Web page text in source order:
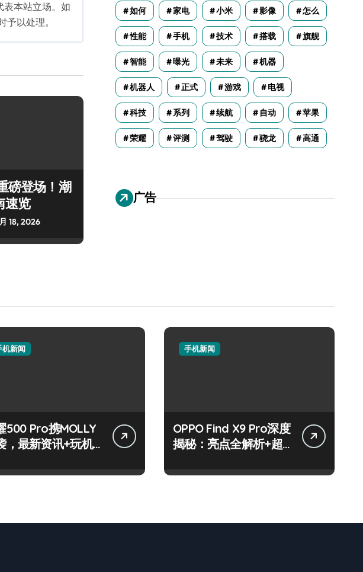
表本站立场。如
以处理。
磅登场！潮
速览
18, 2026
如何 家电 小米 影像 怎么
性能 手机 技术 搭载 旗舰
智能 曝光 未来 机器
机器人 正式 游戏 电视
科技 系列 续航 自动 苹果
荣耀 评测 驾驶 骁龙 高通
广告
机新闻
500 Pro携MOLLY
，最新资讯+玩机
手机新闻
OPPO Find X9 Pro深度
揭秘：亮点全解析+超